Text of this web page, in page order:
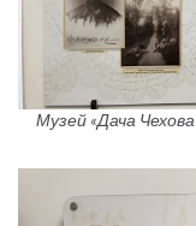
Музей «Дача